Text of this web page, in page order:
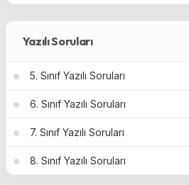
Yazılı Soruları
5. Sınıf Yazılı Soruları
6. Sınıf Yazılı Soruları
7. Sınıf Yazılı Soruları
8. Sınıf Yazılı Soruları